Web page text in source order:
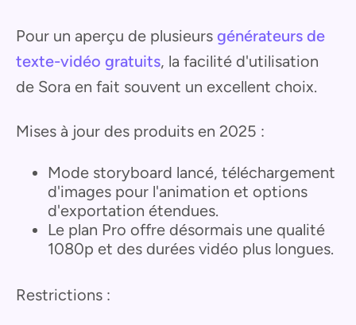
Pour un aperçu de plusieurs générateurs de
texte-vidéo gratuits, la facilité d'utilisation
de Sora en fait souvent un excellent choix.
Mises à jour des produits en 2025 :
Mode storyboard lancé, téléchargement
d'images pour l'animation et options
d'exportation étendues.
Le plan Pro offre désormais une qualité
1080p et des durées vidéo plus longues.
Restrictions :